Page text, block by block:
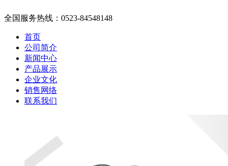
全国服务热线： 0523-84548148
首页
公司简介
新闻中心
产品展示
企业文化
销售网络
联系我们